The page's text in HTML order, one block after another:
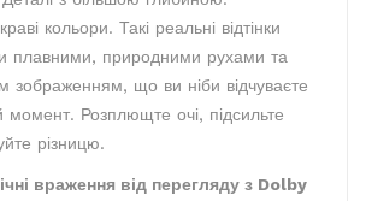
кольори. Такі реальні відтінки
плавними, природними рухами та
зображенням, що ви ніби відчуваєте
Розплющте очі, підсильте
різницю.
враження від перегляду з Dolby